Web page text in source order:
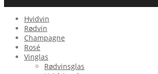
Hvidvin
Rødvin
Champagne
Rosé
Vinglas
Rødvinsglas